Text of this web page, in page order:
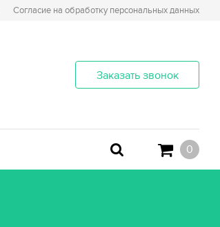
Согласие на обработку персональных данных
Заказать звонок
0